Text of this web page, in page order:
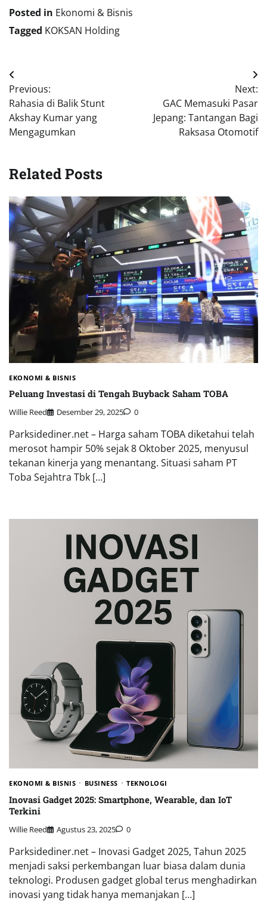
Posted in Ekonomi & Bisnis
Tagged KOKSAN Holding
Navigasi
pos
Previous:
Rahasia di Balik Stunt
Akshay Kumar yang
Mengagumkan
Next:
GAC Memasuki Pasar
Jepang: Tantangan Bagi
Raksasa Otomotif
Related Posts
EKONOMI & BISNIS
Peluang Investasi di Tengah Buyback Saham TOBA
Willie Reed Desember 29, 2025 0
Parksidediner.net – Harga saham TOBA diketahui telah
merosot hampir 50% sejak 8 Oktober 2025, menyusul
tekanan kinerja yang menantang. Situasi saham PT
Toba Sejahtra Tbk […]
EKONOMI & BISNIS BUSINESS TEKNOLOGI
Inovasi Gadget 2025: Smartphone, Wearable, dan IoT
Terkini
Willie Reed Agustus 23, 2025 0
Parksidediner.net – Inovasi Gadget 2025, Tahun 2025
menjadi saksi perkembangan luar biasa dalam dunia
teknologi. Produsen gadget global terus menghadirkan
inovasi yang tidak hanya memanjakan […]